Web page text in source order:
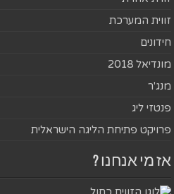
זווית המערכת
חידונים
מונדיאל 2018
מנג'ר
פנטזי ליג
פרויקט פתיחת הליגה הישראלית
אז מי אנחנו ?